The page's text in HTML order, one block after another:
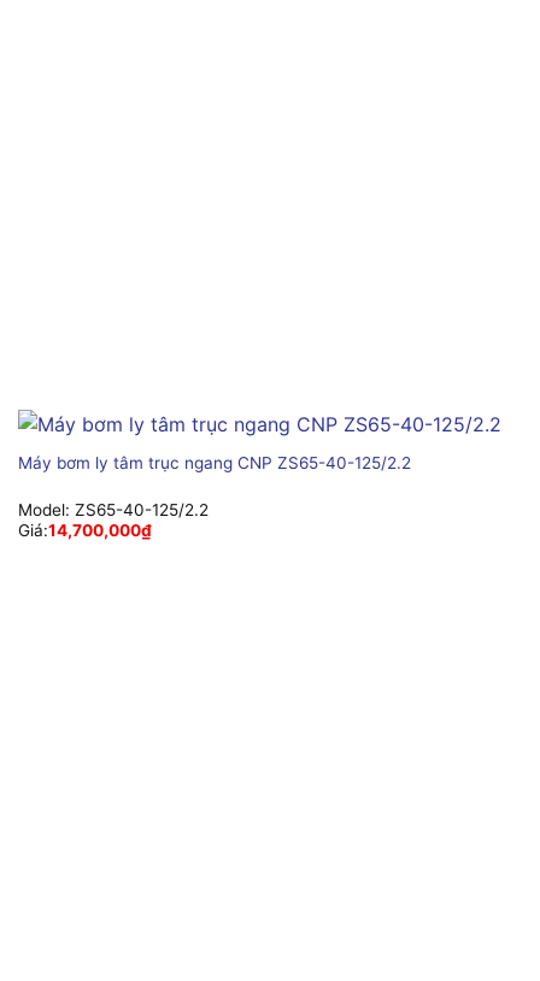
Máy bơm ly tâm trục ngang CNP ZS65-40-125/2.2
Model: ZS65-40-125/2.2
Giá:14,700,000₫